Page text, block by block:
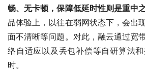
畅、无卡顿，保障低延时性则是重中之
品体验上，以往在弱网状态下，会出
面不清晰等问题。对此，融云通过宽
络自适应以及丢包补偿等自研算法
时。